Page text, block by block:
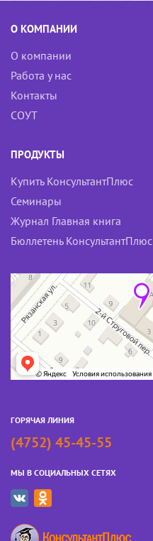
О КОМПАНИИ
О компании
Работа у нас
Контакты
СОУТ
ПРОДУКТЫ
Купить КонсультантПлюс
Семинары
Журнал Главная книга
Бюллетень КонсультантПлюс
ГОРЯЧАЯ ЛИНИЯ
(4752) 45-45-55
МЫ В СОЦИАЛЬНЫХ СЕТЯХ